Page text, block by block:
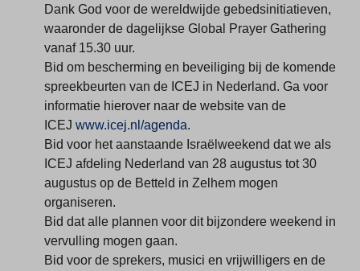
Dank God voor de wereldwijde gebedsinitiatieven,
waaronder de dagelijkse Global Prayer Gathering
vanaf 15.30 uur.
Bid om bescherming en beveiliging bij de komende
spreekbeurten van de ICEJ in Nederland. Ga voor
informatie hierover naar de website van de
ICEJ www.icej.nl/agenda.
Bid voor het aanstaande Israëlweekend dat we als
ICEJ afdeling Nederland van 28 augustus tot 30
augustus op de Betteld in Zelhem mogen
organiseren.
Bid dat alle plannen voor dit bijzondere weekend in
vervulling mogen gaan.
Bid voor de sprekers, musici en vrijwilligers en de